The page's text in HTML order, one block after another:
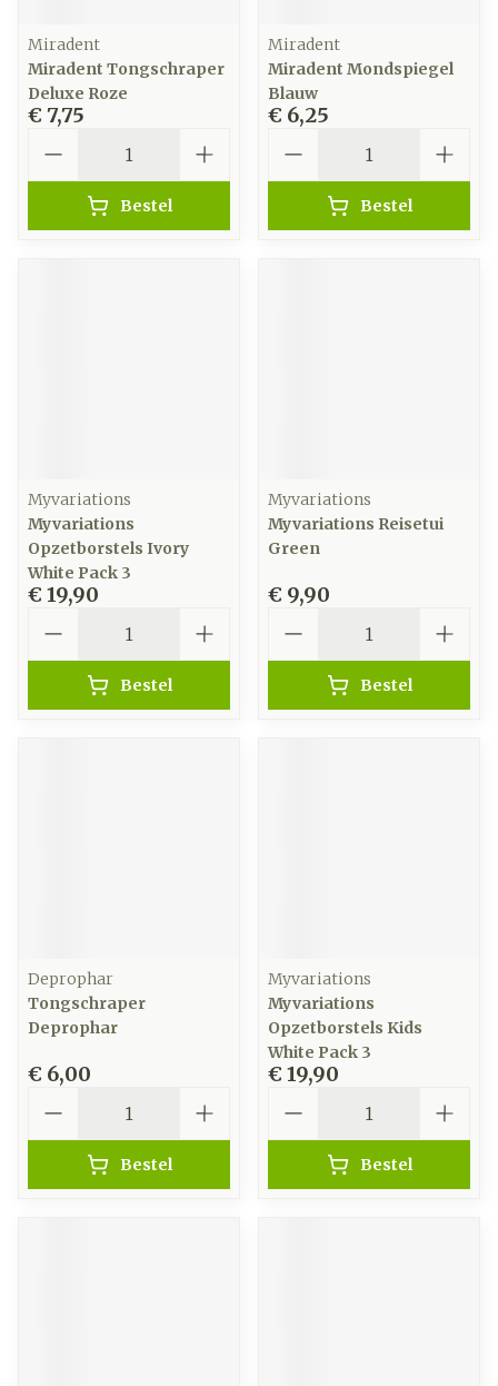
Miradent
Miradent Tongschraper
Deluxe Roze
€ 7,75
Bestel
Miradent
Miradent Mondspiegel
Blauw
€ 6,25
Bestel
Myvariations
Myvariations
Opzetborstels Ivory
White Pack 3
€ 19,90
Bestel
Myvariations
Myvariations Reisetui
Green
€ 9,90
Bestel
Deprophar
Tongschraper
Deprophar
€ 6,00
Bestel
Myvariations
Myvariations
Opzetborstels Kids
White Pack 3
€ 19,90
Bestel